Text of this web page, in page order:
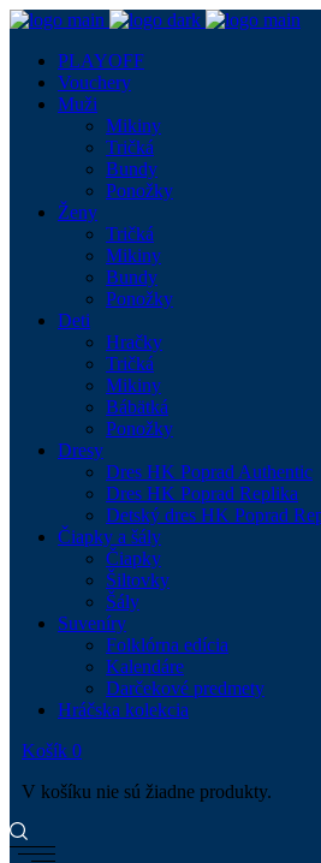
PLAYOFF
Vouchery
Muži
Mikiny
Tričká
Bundy
Ponožky
Ženy
Tričká
Mikiny
Bundy
Ponožky
Deti
Hračky
Tričká
Mikiny
Bábätká
Ponožky
Dresy
Dres HK Poprad Authentic
Dres HK Poprad Replika
Detský dres HK Poprad
Čiapky a šály
Čiapky
Šiltovky
Šály
Suveníry
Folklórna edícia
Kalendáre
Darčekové predmety
Hráčska kolekcia
Košík 0
V košíku nie sú žiadne produkty.